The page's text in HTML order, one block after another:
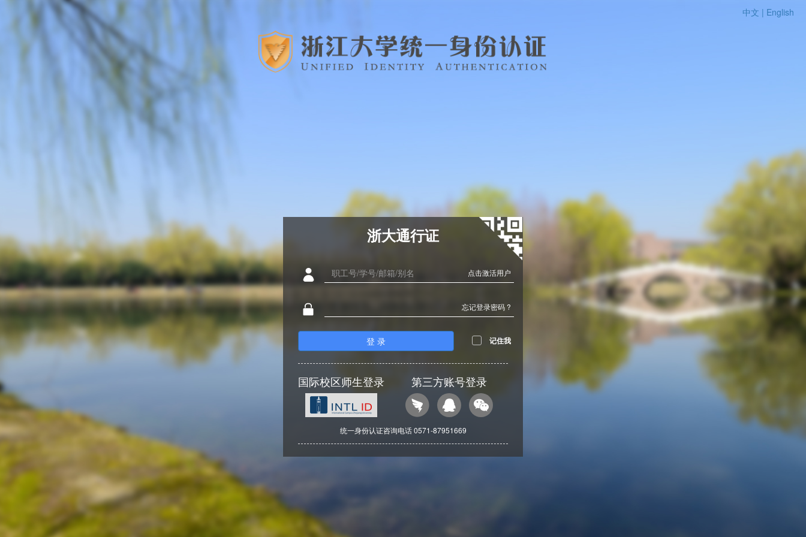
中文 | English
浙大通行证
点击激活用户
忘记登录密码 ?
登 录 记住我
国际校区师生登录 第三方账号登录
统一身份认证咨询电话 0571-87951669